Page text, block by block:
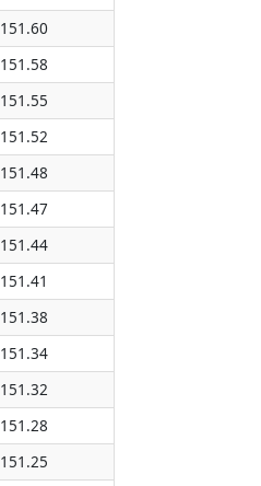
151.60
151.58
151.55
151.52
151.48
151.47
151.44
151.41
151.38
151.34
151.32
151.28
151.25